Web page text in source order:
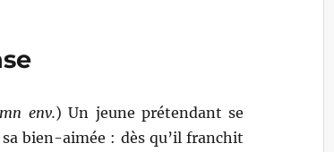
env.) Un jeune prétendant se
bien-aimée : dès qu’il franchit